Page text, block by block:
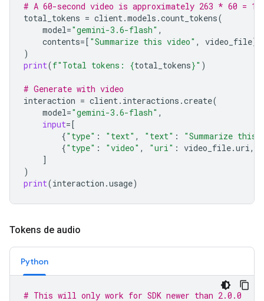
# A 60-second video is approximately 263 * 60 =
total_tokens = client.models .count_tokens(
model="gemini-3.6-flash" ,
contents=[ "Summarize this video" , video_file]
)
print(f"Total tokens: {total_tokens}" )
# Generate with video
interaction = client. interactions .create(
model="gemini-3.6-flash" ,
input=[
{"type" : "text" , "text" :
"Summarize this
{"type" : "video" , "uri" : video_file.uri,
]
)
print(interaction .usage)
Tokens de audio
Python
# This will only work for SDK newer than 2.0.0